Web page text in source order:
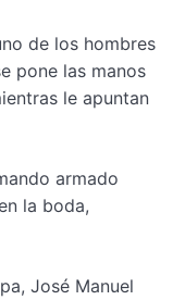
de los hombres
pone las manos
le apuntan
armado
la boda,
José Manuel